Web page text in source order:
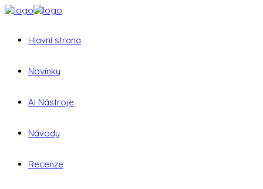
Hlavní strana
Novinky
AI Nástroje
Návody
Recenze